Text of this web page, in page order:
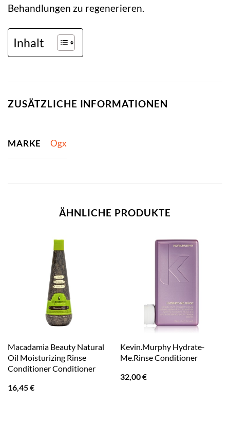
Behandlungen zu regenerieren.
Inhalt
ZUSÄTZLICHE INFORMATIONEN
MARKE Ogx
ÄHNLICHE PRODUKTE
Macadamia Beauty Natural
Oil Moisturizing Rinse
Conditioner Conditioner
16,45€
Kevin.Murphy Hydrate-
Me.Rinse Conditioner
32,00€